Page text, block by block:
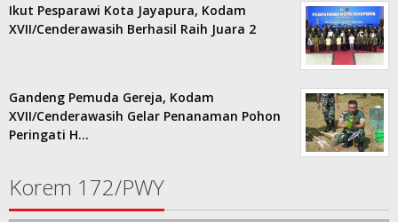
Ikut Pesparawi Kota Jayapura, Kodam
XVII/Cenderawasih Berhasil Raih Juara 2
Gandeng Pemuda Gereja, Kodam
XVII/Cenderawasih Gelar Penanaman Pohon
Peringati H…
Korem 172/PWY